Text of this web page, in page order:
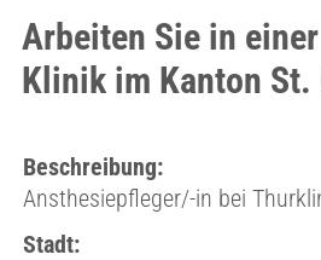
Arbeiten Sie in
Klinik im Kanton St.
Beschreibung:
Ansthesiepfleger/-in bei
Stadt: